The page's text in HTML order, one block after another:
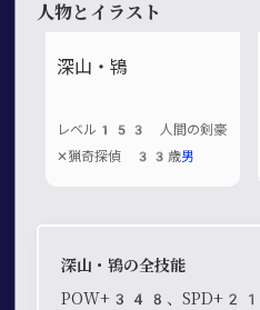
人物とイラスト
深山・鴇
レベル153 人間の剣豪
✕猟奇探偵 33歳男
深山・鴇の全技能
POW+348、